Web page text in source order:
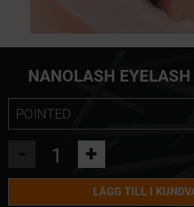
NANOLASH EYELASH
POINTED
POINTED
L SHAPE
+
LÄGG TILL I